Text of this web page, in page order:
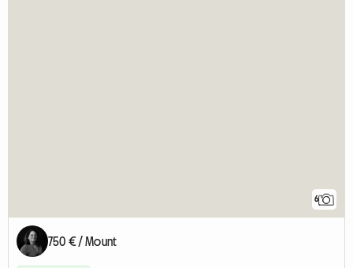
6
750 € / Mount